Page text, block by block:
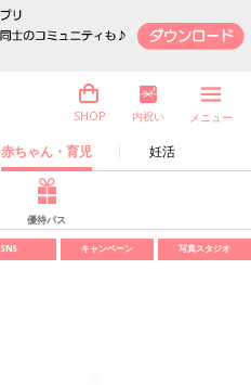
赤ちゃん・育児 妊活
SHOP 内祝い メニュー
優待パス
SNS キャンペーン 写真スタジオ